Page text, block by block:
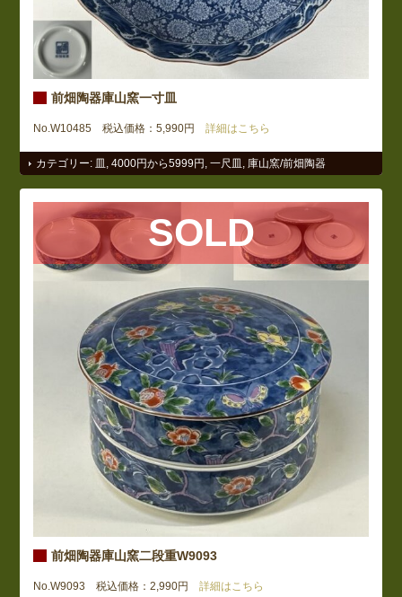
前畑陶器庫山窯一寸皿
No.W10485 税込価格：5,990円 詳細はこちら
カテゴリー: 皿 ,4000円から5999円 ,一尺皿 庫山窯/前畑陶器
SOLD
前畑陶器庫山窯二段重W9093
No.W9093 税込価格：2,990円 詳細はこちら